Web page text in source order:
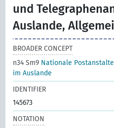
und
Auslande,
BROADER CONCEPT
n34 Sm9 Nationale
im Auslande
IDENTIFIER
145673
NOTATION